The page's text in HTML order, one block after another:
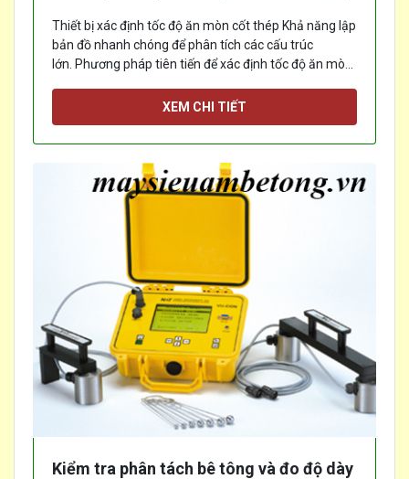
Thiết bị xác định tốc độ ăn mòn cốt thép Khả năng lập
bản đồ nhanh chóng để phân tích các cấu trúc
lớn. Phương pháp tiên tiến để xác định tốc độ ăn mòn
XEM CHI TIẾT
Kiểm tra phân tách bê tông và đo độ dày